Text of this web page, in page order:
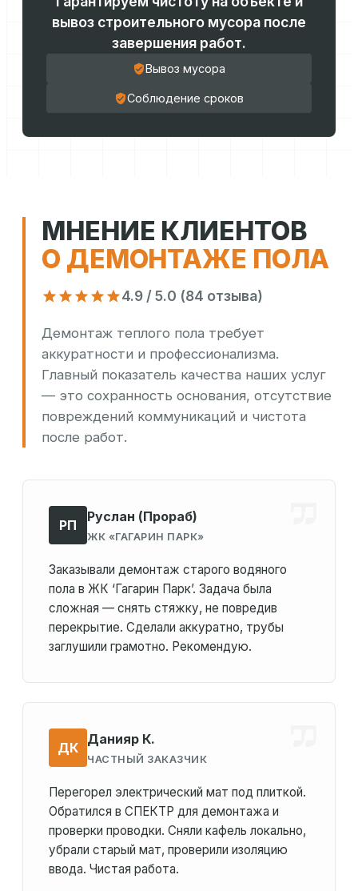
вывоз строительного мусора после
завершения работ.
Вывоз мусора
Соблюдение сроков
МНЕНИЕ КЛИЕНТОВ
О ДЕМОНТАЖЕ ПОЛА
4.9 / 5.0 (84 отзыва)
Демонтаж теплого пола требует
аккуратности и профессионализма.
Главный показатель качества наших услуг
— это сохранность основания, отсутствие
повреждений коммуникаций и чистота
после работ.
РП
Руслан (Прораб)
ЖК «ГАГАРИН ПАРК»
Заказывали демонтаж старого водяного
пола в ЖК ‘Гагарин Парк’. Задача была
сложная — снять стяжку, не повредив
перекрытие. Сделали аккуратно, трубы
заглушили грамотно. Рекомендую.
ДК
Данияр К.
ЧАСТНЫЙ ЗАКАЗЧИК
Перегорел электрический мат под плиткой.
Обратился в СПЕКТР для демонтажа и
проверки проводки. Сняли кафель локально,
убрали старый мат, проверили изоляцию
ввода. Чистая работа.